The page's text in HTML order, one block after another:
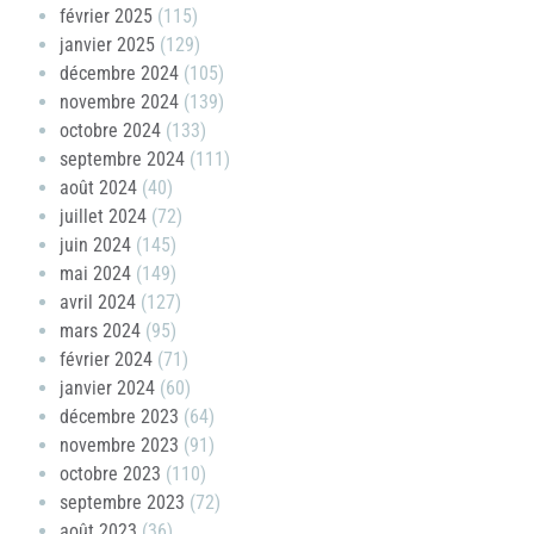
février 2025 (115)
janvier 2025 (129)
décembre 2024 (105)
novembre 2024 (139)
octobre 2024 (133)
septembre 2024 (111)
août 2024 (40)
juillet 2024 (72)
juin 2024 (145)
mai 2024 (149)
avril 2024 (127)
mars 2024 (95)
février 2024 (71)
janvier 2024 (60)
décembre 2023 (64)
novembre 2023 (91)
octobre 2023 (110)
septembre 2023 (72)